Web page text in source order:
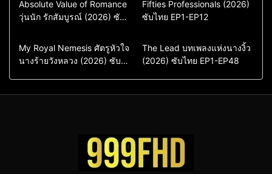
Comedy
Drama
ซีรี่ย์เกาหลี
ซีรี่ย์เกาหลีพากย์ไทย
Absolute Value of Romance
วุ่นนัก รักสัมบูรณ์ (2026) ซับ
Action & Adventure
Comedy
Drama
ซีรี่ย์เกาหลีซับไทย
Fifties Professionals (2026)
ซับไทย EP1-EP12
Comedy
Drama
Sci-Fi & Fantasy
My Royal Nemesis ศัตรูหัวใจ
นางร้ายวังหลวง (2026) ซับ
Drama
ซีรี่ย์จีน
ซีรี่ย์จีนซับไทย
The Lead บทเพลงแห่งนางงิ้ว
(2026) ซับไทย EP1-EP48